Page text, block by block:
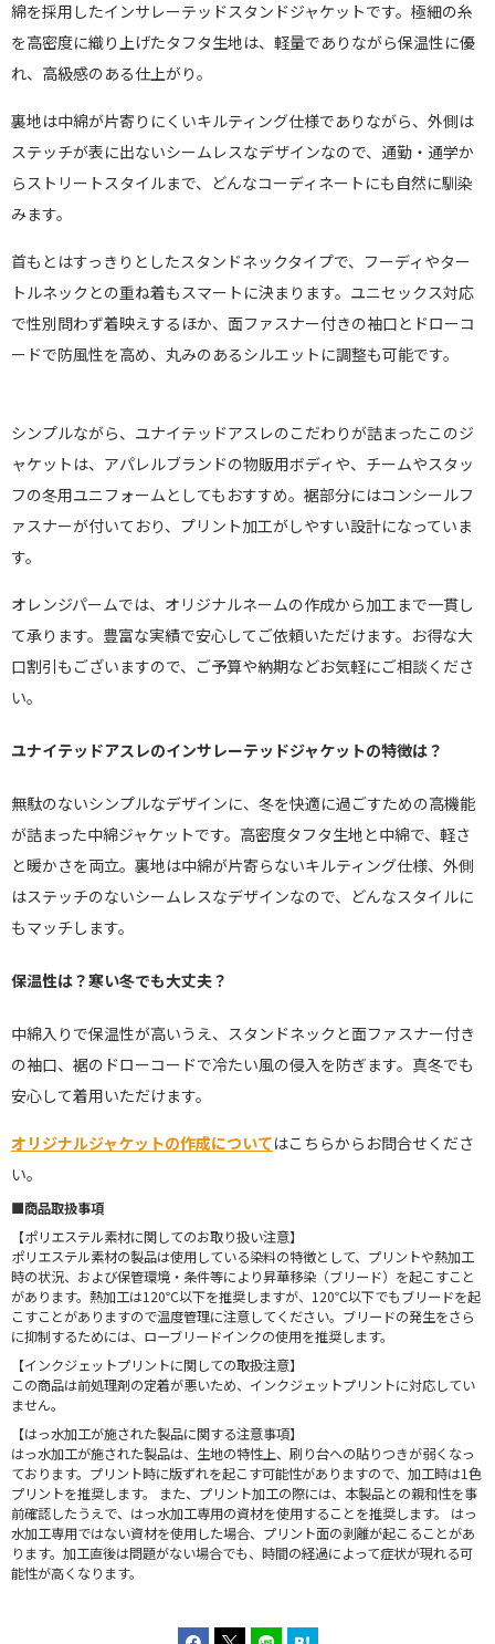
綿を採用したインサレーテッドスタンドジャケットです。極細の糸
を高密度に織り上げたタフタ生地は、軽量でありながら保温性に優
れ、高級感のある仕上がり。
裏地は中綿が片寄りにくいキルティング仕様でありながら、外側は
ステッチが表に出ないシームレスなデザインなので、通勤・通学か
らストリートスタイルまで、どんなコーディネートにも自然に馴染
みます。
首もとはすっきりとしたスタンドネックタイプで、フーディやター
トルネックとの重ね着もスマートに決まります。ユニセックス対応
で性別問わず着映えするほか、面ファスナー付きの袖口とドローコ
ードで防風性を高め、丸みのあるシルエットに調整も可能です。
シンプルながら、ユナイテッドアスレのこだわりが詰まったこのジ
ャケットは、アパレルブランドの物販用ボディや、チームやスタッ
フの冬用ユニフォームとしてもおすすめ。裾部分にはコンシールフ
ァスナーが付いており、プリント加工がしやすい設計になっていま
す。
オレンジパームでは、オリジナルネームの作成から加工まで一貫し
て承ります。豊富な実績で安心してご依頼いただけます。お得な大
口割引もございますので、ご予算や納期などお気軽にご相談くださ
い。
ユナイテッドアスレのインサレーテッドジャケットの特徴は？
無駄のないシンプルなデザインに、冬を快適に過ごすための高機能
が詰まった中綿ジャケットです。高密度タフタ生地と中綿で、軽さ
と暖かさを両立。裏地は中綿が片寄らないキルティング仕様、外側
はステッチのないシームレスなデザインなので、どんなスタイルに
もマッチします。
保温性は？寒い冬でも大丈夫？
中綿入りで保温性が高いうえ、スタンドネックと面ファスナー付き
の袖口、裾のドローコードで冷たい風の侵入を防ぎます。真冬でも
安心して着用いただけます。
オリジナルジャケットの作成についてはこちらからお問合せくださ
い。
■商品取扱事項
【ポリエステル素材に関してのお取り扱い注意】
ポリエステル素材の製品は使用している染料の特徴として、プリントや熱加工
時の状況、および保管環境・条件等により昇華移染（ブリード）を起こすこと
があります。熱加工は120℃以下を推奨しますが、120℃以下でもブリードを起
こすことがありますので温度管理に注意してください。ブリードの発生をさら
に抑制するためには、ローブリードインクの使用を推奨します。
【インクジェットプリントに関しての取扱注意】
この商品は前処理剤の定着が悪いため、インクジェットプリントに対応してい
ません。
【はっ水加工が施された製品に関する注意事項】
はっ水加工が施された製品は、生地の特性上、刷り台への貼りつきが弱くなっ
ております。プリント時に版ずれを起こす可能性がありますので、加工時は1色
プリントを推奨します。 また、プリント加工の際には、本製品との親和性を事
前確認したうえで、はっ水加工専用の資材を使用することを推奨します。 はっ
水加工専用ではない資材を使用した場合、プリント面の剥離が起こることがあ
ります。加工直後は問題がない場合でも、時間の経過によって症状が現れる可
能性が高くなります。